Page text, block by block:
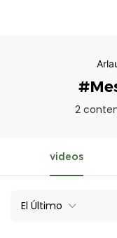
2
videos
El Último